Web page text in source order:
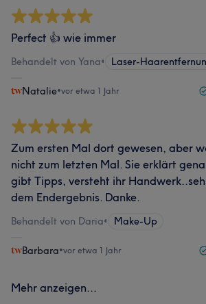
Perfect 👍 wie immer
Behandelt von Yana• Laser-
Natalie•vor etwa 1 Jahr
Zum ersten Mal dort gewesen, aber
nicht zum letzten Mal. Sie erklärt
gibt Tipps, versteht ihr
dem Endergebnis. Danke.
Behandelt von Daria• Make-Up
Barbara•vor etwa 1 Jahr
Mehr anzeigen...